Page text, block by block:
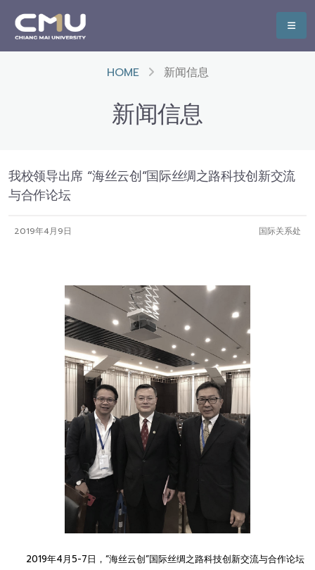
HOME 新闻信息
新闻信息
我校领导出席 “海丝云创”国际丝绸之路科技创新交流
与合作论坛
2019年4月9日 国际关系处
2019年4月5-7日，“海丝云创”国际丝绸之路科技创新交流与合作论坛